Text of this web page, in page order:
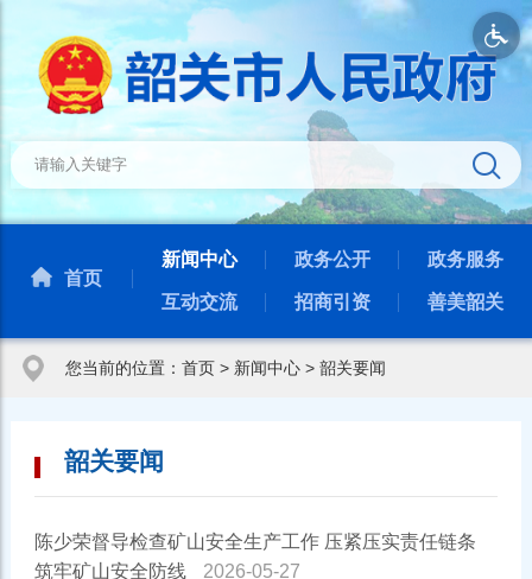
首页
新闻中心 政务公开 政务服务
互动交流 招商引资 善美韶关
您当前的位置： 首页> 新闻中心> 韶关要闻
韶关要闻
陈少荣督导检查矿山安全生产工作 压紧压实责任链条
筑牢矿山安全防线
2026-05-27